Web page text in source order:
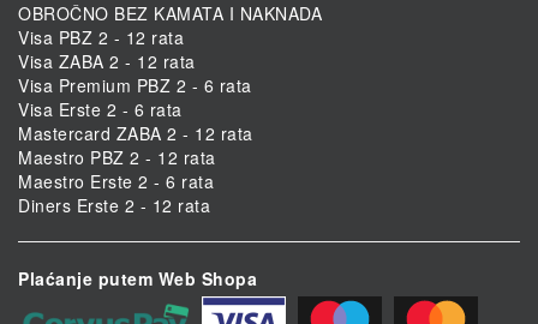
OBROČNO BEZ KAMATA I NAKNADA
Visa PBZ 2 - 12 rata
Visa ZABA 2 - 12 rata
Visa Premium PBZ 2 - 6 rata
Visa Erste 2 - 6 rata
Mastercard ZABA 2 - 12 rata
Maestro PBZ 2 - 12 rata
Maestro Erste 2 - 6 rata
Diners Erste 2 - 12 rata
Plaćanje putem Web Shopa